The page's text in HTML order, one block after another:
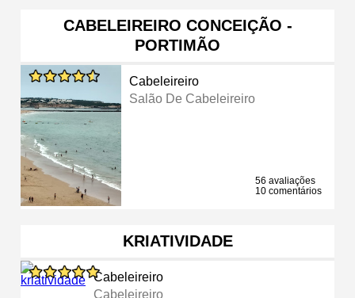
CABELEIREIRO CONCEIÇÃO -
PORTIMÃO
Cabeleireiro
Salão De Cabeleireiro
56 avaliações
10 comentários
KRIATIVIDADE
Cabeleireiro
Cabeleireiro